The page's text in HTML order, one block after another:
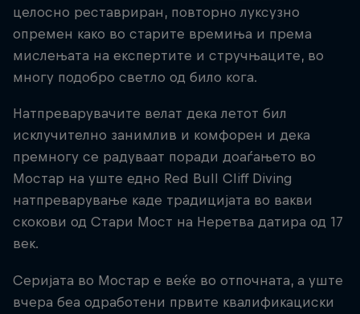
целосно реставриран, повторно луксузно
опремен како во старите времиња и према
мислењата на експертите и стручњаците, во
многу подобро светло од било кога.
Натпреварувачите велат дека летот бил
исклучително занимлив и комфорен и дека
премногу се радуваат поради доаѓањето во
Мостар на уште едно Red Bull Cliff Diving
натпреварување каде традицијата во вакви
скокови од Стари Мост на Неретва датира од 17
век.
Серијата во Мостар е веќе во отпочната, а уште
вчера беа одработени првите квалификациски